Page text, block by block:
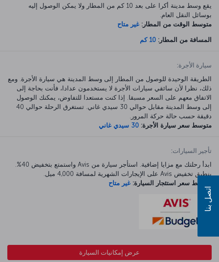
يقع وسط مدينة أكرا على بعد 10 كم من المطار ولا يمكن الوصول إليه
بوسائل النقل العام.
متوسط الوقت من المطار: غير متاح
المسافة من المطار: 10 كم
سيارة الأجرة:
الطريقة الوحيدة للوصول من المطار إلى وسط المدينة هي سيارة الأجرة. ومع
ذلك، نظرا لأن سائقي سيارات الأجرة لا يستخدمون عدادا، فأنت بحاجة إلى
الاتفاق معهم على السعر مسبقا. إذا كنت مستعدا للتفاوض، يمكنك الوصول
إلى وسط المدينة مقابل حوالي 30 سيدي غاني. تستغرق الرحلة حوالي 40
دقيقة حسب حالة حركة المرور.
متوسط سعر سيارة الأجرة: 30 سيدي غاني
تأجير السيارات:
ابدأ رحلتك مع مزايا إضافية. استأجر سيارة من Avis واستمتع بتخفيض 40%.
ينطبق تخفيض Avis على الإيجارات الشهرية لمسافة 4,000 ميل.
متوسط سعر استئجار السيارة: غير متاح
عرض إمكانيات السيارة
اتصل بنا